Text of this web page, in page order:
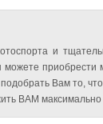
и
можете
Вам то,
ВАМ